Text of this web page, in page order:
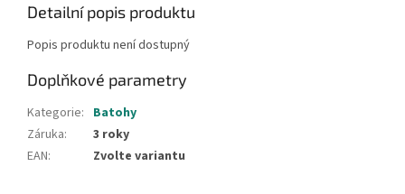
Detailní popis produktu
Popis produktu není dostupný
Doplňkové parametry
Kategorie: Batohy
Záruka:
3 roky
EAN: Zvolte variantu